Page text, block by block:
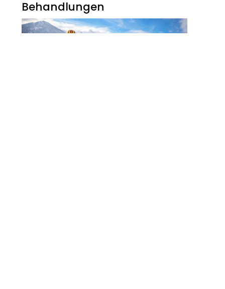
Noch Erfolg? 5
Strategien Für
Kosmetikerinnen Im
Behandlungen